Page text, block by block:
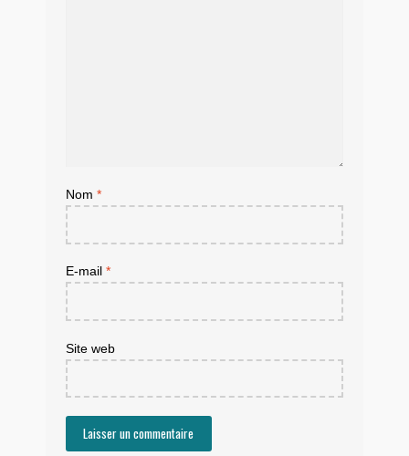
Nom *
E-mail *
Site web